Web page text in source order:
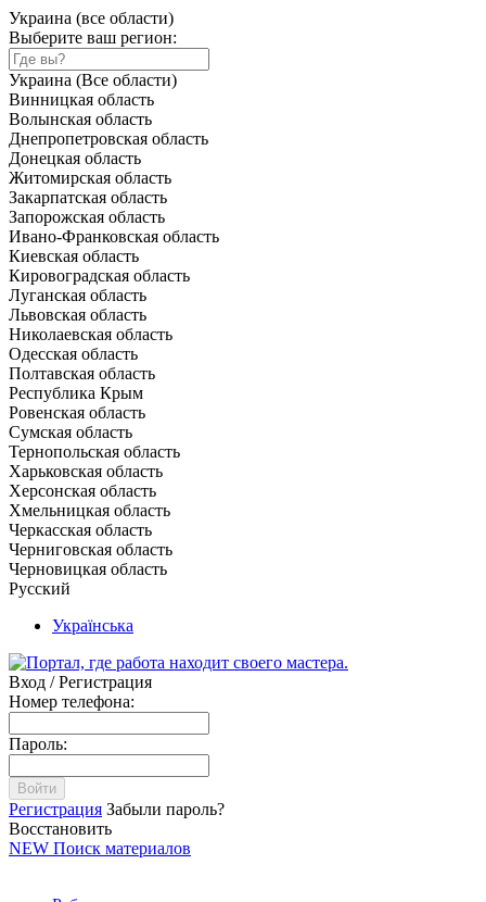
Украина (все области)
Выберите ваш регион:
Украина (Все области)
Винницкая область
Волынская область
Днепропетровская область
Донецкая область
Житомирская область
Закарпатская область
Запорожская область
Ивано-Франковская область
Киевская область
Кировоградская область
Луганская область
Львовская область
Николаевская область
Одесская область
Полтавская область
Республика Крым
Ровенская область
Сумская область
Тернопольская область
Харьковская область
Херсонская область
Хмельницкая область
Черкасская область
Черниговская область
Черновицкая область
Русский
Українська
Вход / Регистрация
Номер телефона:
Пароль:
Войти
Регистрация Забыли пароль?
Восстановить
NEW Поиск материалов